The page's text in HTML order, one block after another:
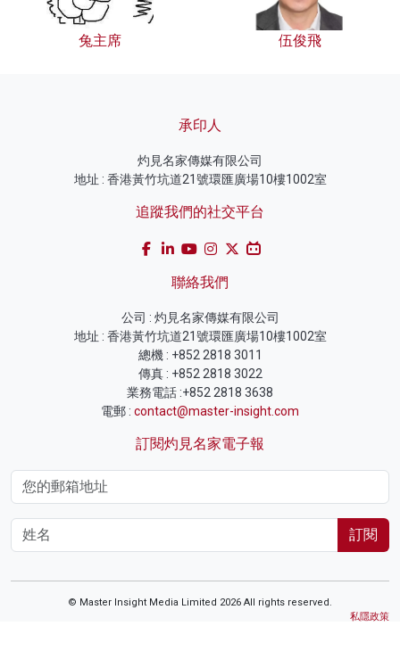
兔主席 伍俊飛
承印人
灼見名家傳媒有限公司
地址 : 香港黃竹坑道21號環匯廣場10樓1002室
追蹤我們的社交平台
聯絡我們
公司 : 灼見名家傳媒有限公司
地址 : 香港黃竹坑道21號環匯廣場10樓1002室
總機 : +852 2818 3011
傳真 : +852 2818 3022
業務電話 :+852 2818 3638
電郵 : contact@master-insight.com
訂閱灼見名家電子報
訂閱
© Master Insight Media Limited 2026 All rights reserved.
私隱政策